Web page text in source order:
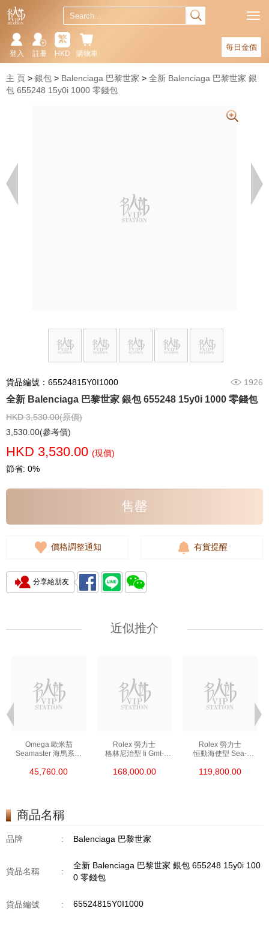
每日金價
購物車
繁
HKD
註冊
登入
主 頁 銀包 Balenciaga 巴黎世家
全新 Balenciaga 巴黎世家 銀
包 655248 15y0i 1000 零錢包
貨品編號：65524815Y0I1000 1926
全新 Balenciaga 巴黎世家 銀包 655248 15y0i 1000 零錢包
HKD 3,530.00(原價)
3,530.00(參考價)
HKD 3,530.00 (現價)
節省: 0%
售罄
價格調整通知 有貨提醒
分享給朋友
近似推介
Omega 歐米茄
Seamaster 海馬系列
精鋼 Nekton Edition
45,760.00
Rolex 勞力士
格林尼治型 Ii Gmt-
0002 18kt玫瑰金/鋼
168,000.00
Rolex 勞力士
恒動海使型 Sea-
精鋼 單紅
119,800.00
商品名稱
品牌 : Balenciaga 巴黎世家
貨品名稱 :
全新 Balenciaga 巴黎世家 銀包 655248 15y0i 100
0 零錢包
貨品編號 : 65524815Y0I1000